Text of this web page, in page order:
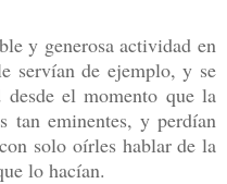
y generosa actividad en
servían de ejemplo, y se
el momento que la
tan eminentes, y perdían
solo oírles hablar de la
lo hacían.